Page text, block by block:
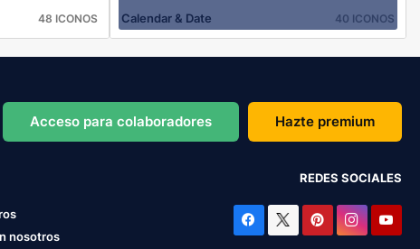
48 ICONOS Calendar & Date 40 ICONOS
Acceso para colaboradores Hazte premium
nosotros
REDES SOCIALES